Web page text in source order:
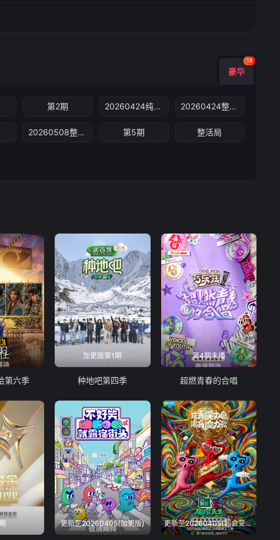
豪华
18
第2期 20260424纯享版 20260424整活局
20260508整活局 第5期 整活局
上
第六季
加更版第1期
种地吧第四季
第4期未播
超燃青春的合唱
更新至20260405(加更版) 更新至20260405(超会变第4期)